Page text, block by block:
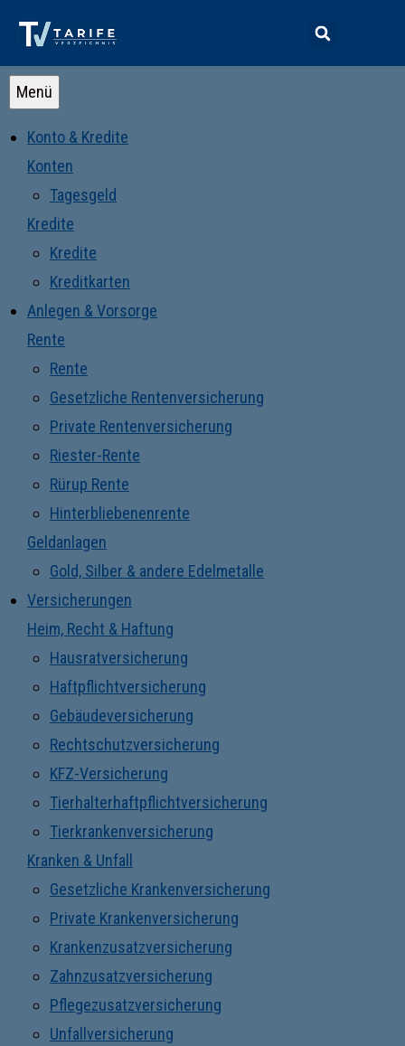
Menü
Konto & Kredite
Konten
Tagesgeld
Kredite
Kredite
Kreditkarten
Anlegen & Vorsorge
Rente
Rente
Gesetzliche Rentenversicherung
Private Rentenversicherung
Riester-Rente
Rürup Rente
Hinterbliebenenrente
Geldanlagen
Gold, Silber & andere Edelmetalle
Versicherungen
Heim, Recht & Haftung
Hausratversicherung
Haftpflichtversicherung
Gebäudeversicherung
Rechtschutzversicherung
KFZ-Versicherung
Tierhalterhaftpflichtversicherung
Tierkrankenversicherung
Kranken & Unfall
Gesetzliche Krankenversicherung
Private Krankenversicherung
Krankenzusatzversicherung
Zahnzusatzversicherung
Pflegezusatzversicherung
Unfallversicherung